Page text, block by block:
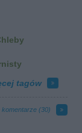
tagów
(30)